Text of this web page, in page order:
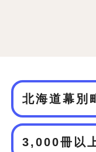
北海道幕別
3,000冊以